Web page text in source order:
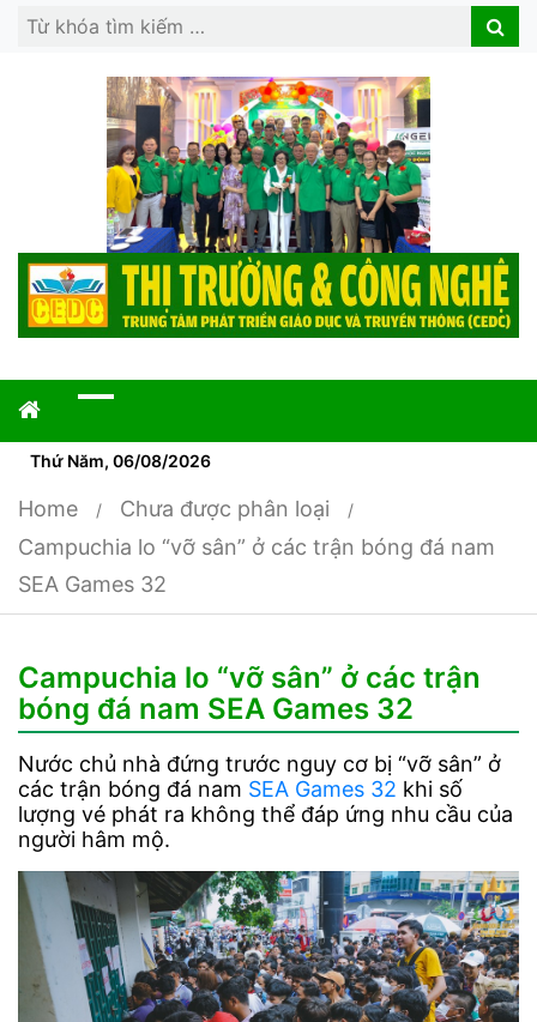
Search
Search
Thứ Năm, 06/08/2026
Home
Chưa được phân loại
Campuchia lo “vỡ sân” ở các trận bóng đá nam
SEA Games 32
Campuchia lo “vỡ sân” ở các trận
bóng đá nam SEA Games 32
Nước chủ nhà đứng trước nguy cơ bị “vỡ sân” ở
các trận bóng đá nam SEA Games 32 khi số
lượng vé phát ra không thể đáp ứng nhu cầu của
người hâm mộ.